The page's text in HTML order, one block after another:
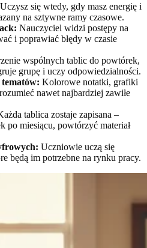
Uczysz się wtedy, gdy masz energię i
na sztywne ramy czasowe.
Nauczyciel widzi postępy na
i poprawiać błędy w czasie
wspólnych tablic do powtórek,
grupę i uczy odpowiedzialności.
Kolorowe notatki, grafiki
nawet najbardziej zawiłe
tablica zostaje zapisana –
po miesiącu, powtórzyć materiał
Uczniowie uczą się
będą im potrzebne na rynku pracy.